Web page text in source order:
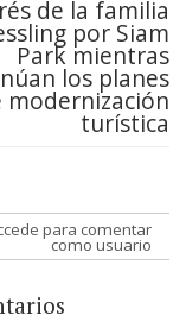
de la familia
por Siam
Park mientras
los planes
modernización
turística
para comentar
como usuario